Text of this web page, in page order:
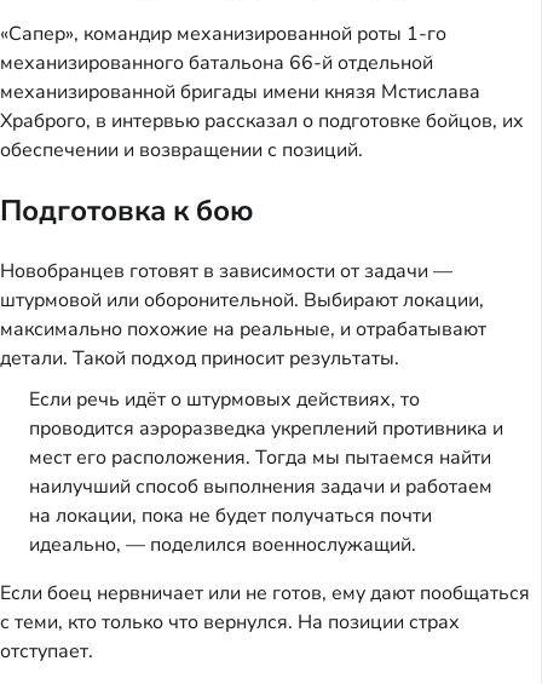
«Сапер», командир механизированной роты 1-го
механизированного батальона 66-й отдельной
механизированной бригады имени князя Мстислава
Храброго, в интервью рассказал о подготовке бойцов, их
обеспечении и возвращении с позиций.
Подготовка к бою
Новобранцев готовят в зависимости от задачи —
штурмовой или оборонительной. Выбирают локации,
максимально похожие на реальные, и отрабатывают
детали. Такой подход приносит результаты.
Если речь идёт о штурмовых действиях, то
проводится аэроразведка укреплений противника и
мест его расположения. Тогда мы пытаемся найти
наилучший способ выполнения задачи и работаем
на локации, пока не будет получаться почти
идеально, — поделился военнослужащий.
Если боец нервничает или не готов, ему дают пообщаться
с теми, кто только что вернулся. На позиции страх
отступает.